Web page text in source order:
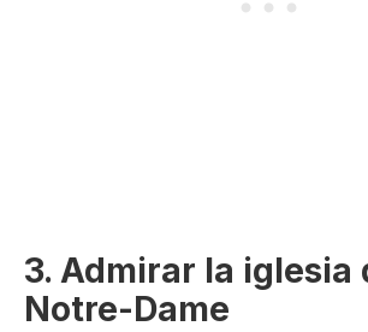
3. Admirar la iglesia
Notre-Dame